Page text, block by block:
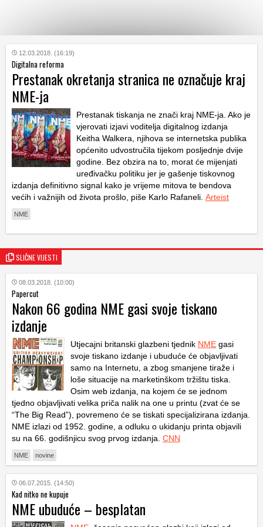
KATEGORIJE
HRVATSKI
WEB
12.03.2018. (16:19)
Digitalna reforma
Prestanak okretanja stranica ne označuje kraj
NME-ja
Prestanak tiskanja ne znači kraj NME-ja. Ako je
vjerovati izjavi voditelja digitalnog izdanja
Keitha Walkera, njihova se internetska publika
općenito udvostručila tijekom posljednje dvije
godine. Bez obzira na to, morat će mijenjati
uređivačku politiku jer je gašenje tiskovnog
izdanja definitivno signal kako je vrijeme mitova te bendova
većih i važnijih od života prošlo, piše Karlo Rafaneli. Arteist
NME
SLIČNE VIJESTI
08.03.2018. (10:00)
Papercut
Nakon 66 godina NME gasi svoje tiskano
izdanje
Utjecajni britanski glazbeni tjednik NME gasi
svoje tiskano izdanje i ubuduće će objavljivati
samo na Internetu, a zbog smanjene tiraže i
loše situacije na marketinškom tržištu tiska.
Osim web izdanja, na kojem će se jednom
tjedno objavljivati velika priča nalik na one u printu (zvat će se
“The Big Read”), povremeno će se tiskati specijalizirana izdanja.
NME izlazi od 1952. godine, a odluku o ukidanju printa objavili
su na 66. godišnjicu svog prvog izdanja. CNN
NME novine
06.07.2015. (14:50)
Kad nitko ne kupuje
NME ubuduće – besplatan